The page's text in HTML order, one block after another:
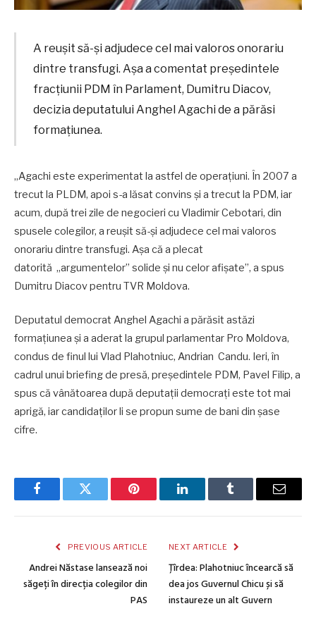
A reușit să-şi adjudece cel mai valoros onorariu
dintre transfugi. Așa a comentat președintele
fracțiunii PDM în Parlament, Dumitru Diacov,
decizia deputatului Anghel Agachi de a părăsi
formațiunea.
„Agachi este experimentat la astfel de operațiuni. În 2007 a
trecut la PLDM, apoi s-a lăsat convins şi a trecut la PDM, iar
acum, după trei zile de negocieri cu Vladimir Cebotari, din
spusele colegilor, a reușit să-şi adjudece cel mai valoros
onorariu dintre transfugi. Așa că a plecat
datorită „argumentelor” solide şi nu celor afișate”, a spus
Dumitru Diacov pentru TVR Moldova.
Deputatul democrat Anghel Agachi a părăsit astăzi
formațiunea și a aderat la grupul parlamentar Pro Moldova,
condus de finul lui Vlad Plahotniuc, Andrian Candu. Ieri, în
cadrul unui briefing de presă, președintele PDM, Pavel Filip, a
spus că vânătoarea după deputații democrați este tot mai
aprigă, iar candidaților li se propun sume de bani din șase
cifre.
FacebookTwitter Pinterest LinkedInTumblr Email
PREVIOUS ARTICLE
Andrei Năstase lansează noi
săgeți în direcția colegilor din
PAS
NEXT ARTICLE
Țîrdea: Plahotniuc încearcă să
dea jos Guvernul Chicu și să
instaureze un alt Guvern